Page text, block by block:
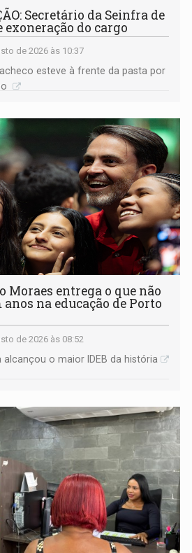
Secretário da Seinfra de
exoneração do cargo
de 2026 às 10:37
esteve à frente da pasta por
Moraes entrega o que não
na educação de Porto
de 2026 às 08:52
o maior IDEB da história